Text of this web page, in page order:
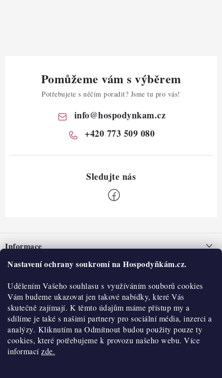
Nastavení ochrany soukromí na Hospodyňkám.cz.
Udělením Vašeho souhlasu s využíváním souborů cookies
Vám budeme ukazovat jen takové nabídky, které Vás
skutečně zajímají. K těmto údajům máme přístup my a
sdílíme je také s našimi partnery pro sociální média, inzerci a
analýzy. Kliknutím na Odmítnout budou použity pouze ty
cookies, které potřebujeme k provozu našeho webu. Více
informacízde.
Pomůžeme vám s výběrem
Potřebujete s něčím poradit? Jsme tu pro vás!
info@hospodynkam.cz
+420 773 509 080
pInformace
Nepřevzetí zásilky na dobírku
Obchodní podmínky
Hodnocení obchodu
Blog
Moje objednávka
O nás
Historie
Kontakty
O nákupu
Reklamace a vratky
Výdejní místa